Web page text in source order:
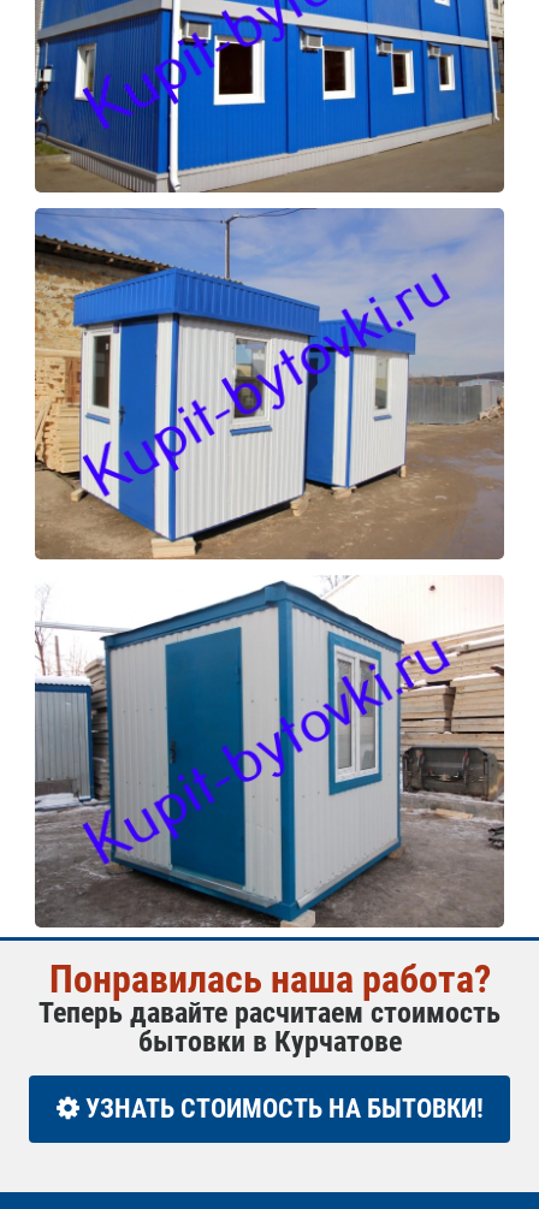
Понравилась наша работа?
Теперь давайте расчитаем стоимость
бытовки в Курчатове
УЗНАТЬ СТОИМОСТЬ НА БЫТОВКИ!